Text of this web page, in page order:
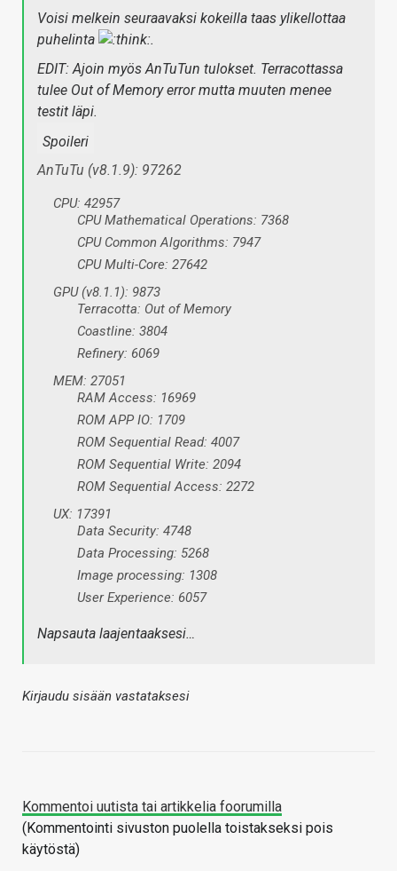
Voisi melkein seuraavaksi kokeilla taas ylikellottaa
puhelinta
.
EDIT: Ajoin myös AnTuTun tulokset. Terracottassa
tulee Out of Memory error mutta muuten menee
testit läpi.
Spoileri
AnTuTu (v8.1.9): 97262
CPU: 42957
CPU Mathematical Operations: 7368
CPU Common Algorithms: 7947
CPU Multi-Core: 27642
GPU (v8.1.1): 9873
Terracotta: Out of Memory
Coastline: 3804
Refinery: 6069
MEM: 27051
RAM Access: 16969
ROM APP IO: 1709
ROM Sequential Read: 4007
ROM Sequential Write: 2094
ROM Sequential Access: 2272
UX: 17391
Data Security: 4748
Data Processing: 5268
Image processing: 1308
User Experience: 6057
Napsauta laajentaaksesi…
Kirjaudu sisään vastataksesi
Kommentoi uutista tai artikkelia foorumilla
(Kommentointi sivuston puolella toistakseksi pois
käytöstä)